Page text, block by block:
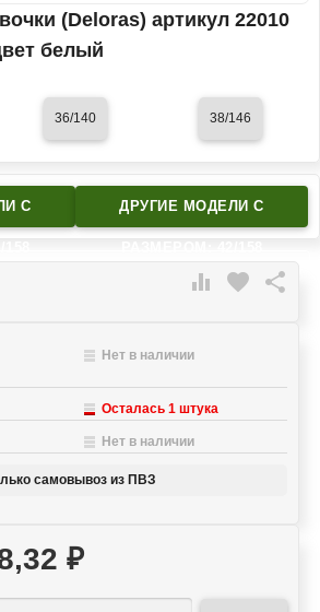
(Deloras) артикул 22010
белый
36/140 38/146
C ДРУГИЕ МОДЕЛИ C
 favorite 
Нет в наличии
Осталась 1 штука
Нет в наличии
самовывоз из ПВЗ
₽